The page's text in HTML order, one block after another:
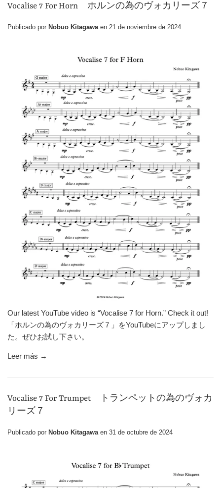
Vocalise 7 For Horn ホルンの為のヴォカリーズ７
Publicado por Nobuo Kitagawa en 21 de noviembre de 2024
Our latest YouTube video is “Vocalise 7 for Horn.” Check it out!
「ホルンの為のヴォカリーズ７」をYouTubeにアップしまし
た。ぜひお試し下さい。
Leer más →
Vocalise 7 For Trumpet トランペットの為のヴォカ
リーズ７
Publicado por Nobuo Kitagawaen 31 de octubre de 2024